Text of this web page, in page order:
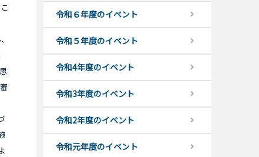
令和６年度のイベント
令和５年度のイベント
令和4年度のイベント
令和3年度のイベント
令和2年度のイベント
令和元年度のイベント